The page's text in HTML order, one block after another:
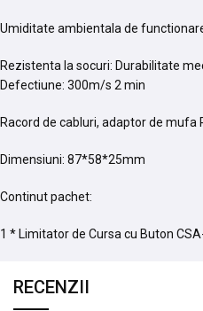
Umiditate ambientala de
Rezistenta la socuri: Durabilitate
Defectiune: 300m/s 2 min
Racord de cabluri, adaptor de mufa
Dimensiuni: 87*58*25mm
Continut pachet:
1 * Limitator de Cursa cu Buton
RECENZII